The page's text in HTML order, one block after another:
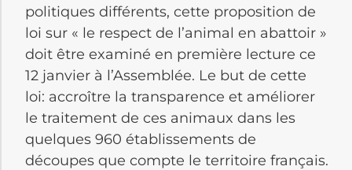
politiques différents, cette proposition de
loi sur « le respect de l’animal en abattoir »
doit être examiné en première lecture ce
12 janvier à l’Assemblée. Le but de cette
loi: accroître la transparence et améliorer
le traitement de ces animaux dans les
quelques 960 établissements de
découpes que compte le territoire français.